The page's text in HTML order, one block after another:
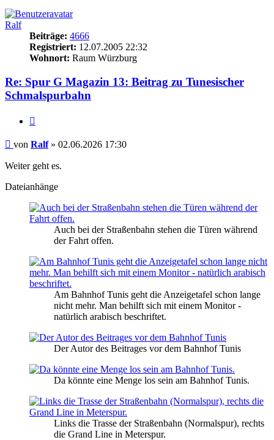
Ralf
Beiträge: 4666
Registriert: 12.07.2005 22:32
Wohnort: Raum Würzburg
Re: Spur G Magazin 13: Beitrag zu Tunesischer
Schmalspurbahn
Beitrag
von Ralf» 02.06.2026 17:30
Weiter geht es.
Dateianhänge
Auch bei der Straßenbahn stehen die Türen während
der Fahrt offen.
Am Bahnhof Tunis geht die Anzeigetafel schon lange
nicht mehr. Man behilft sich mit einem Monitor -
natürlich arabisch beschriftet.
Der Autor des Beitrages vor dem Bahnhof Tunis
Da könnte eine Menge los sein am Bahnhof Tunis.
Links die Trasse der Straßenbahn (Normalspur), rechts
die Grand Line in Meterspur.